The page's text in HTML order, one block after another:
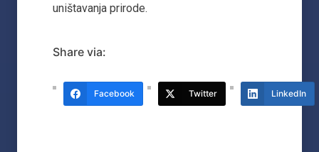
uništavanja prirode.
Share via:
Facebook Twitter LinkedIn